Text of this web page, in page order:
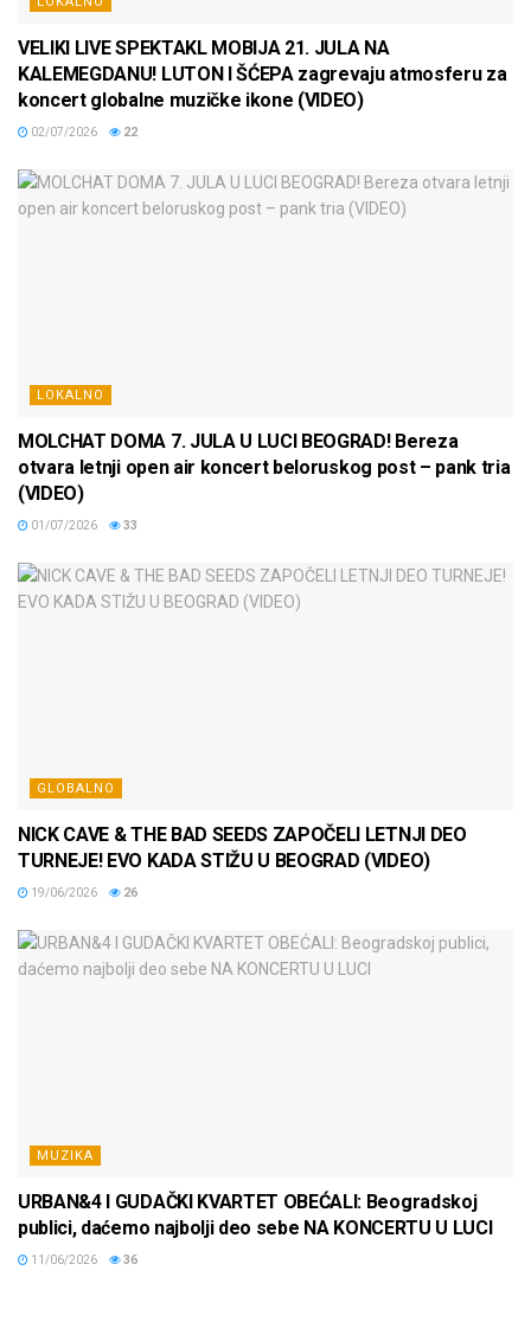
VELIKI LIVE SPEKTAKL MOBIJA 21. JULA NA
KALEMEGDANU! LUTON I ŠĆEPA zagrevaju atmosferu za
koncert globalne muzičke ikone (VIDEO)
02/07/2026 22
LOKALNO
MOLCHAT DOMA 7. JULA U LUCI BEOGRAD! Bereza
otvara letnji open air koncert beloruskog post – pank tria
(VIDEO)
01/07/2026 33
GLOBALNO
NICK CAVE & THE BAD SEEDS ZAPOČELI LETNJI DEO
TURNEJE! EVO KADA STIŽU U BEOGRAD (VIDEO)
19/06/2026 26
MUZIKA
URBAN&4 I GUDAČKI KVARTET OBEĆALI: Beogradskoj
publici, daćemo najbolji deo sebe NA KONCERTU U LUCI
11/06/2026 36